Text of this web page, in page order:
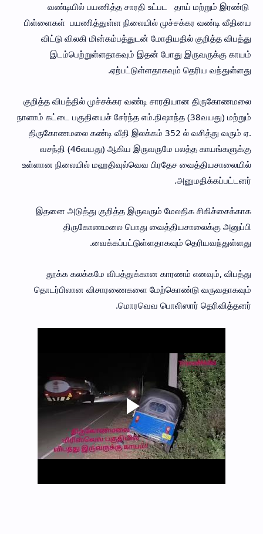
வண்டியில் பயணித்த சாரதி உட்பட தாய் மற்றும் இரண்டு
பிள்ளைகள் பயணித்துள்ள நிலையில் முச்சக்கர வண்டி வீதியை
விட்டு விலகி மின்கம்பத்துடன் மோதியதில் குறித்த விபத்து
இடம்பெற்றுள்ளதாகவும் இதன் போது இருவருக்கு காயம்
ஏற்பட்டுள்ளதாகவும் தெரிய வந்துள்ளது.
குறித்த விபத்தில் முச்சக்கர வண்டி சாரதியான திருகோணமலை
நாளாம் கட்டை பகுதியைச் சேர்ந்த எம்.நிஷாந்த (38வயது) மற்றும்
திருகோணமலை கண்டி வீதி இலக்கம் 352 ல் வசித்து வரும் ஏ.
வசந்தி (46வயது) ஆகிய இருவருமே பலத்த காயங்களுக்கு
உள்ளான நிலையில் மஹதிவுல்வெவ பிரதேச வைத்தியசாலையில்
அனுமதிக்கப்பட்டனர்.
இதனை அடுத்து குறித்த இருவரும் மேலதிக சிகிச்சைக்காக
திருகோணமலை பொது வைத்தியசாலைக்கு அனுப்பி
வைக்கப்பட்டுள்ளதாகவும் தெரியவந்துள்ளது.
தூக்க கலக்கமே விபத்துக்கான காரணம் எனவும், விபத்து
தொடர்பிலான விசாரணைகளை மேற்கொண்டு வருவதாகவும்
மொரவெவ பொலிஸார் தெரிவித்தனர்.